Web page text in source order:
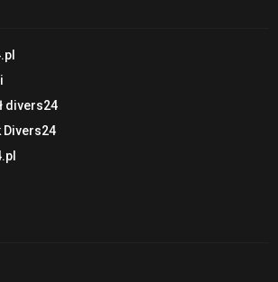
divers24
Divers24